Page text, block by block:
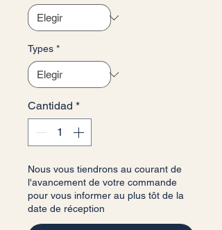
Types *
Cantidad *
Nous vous tiendrons au courant de
l'avancement de votre commande
pour vous informer au plus tôt de la
date de réception